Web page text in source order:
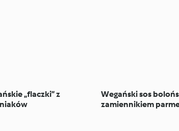
„flaczki” z
Wegański sos
zamiennikiem